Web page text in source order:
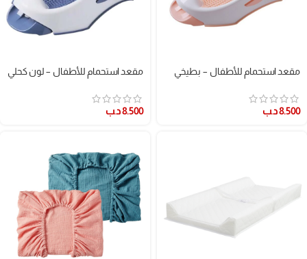
مقعد استحمام للأطفال – بطيخي
8.500د.ب
مقعد استحمام للأطفال – لون كحلي
8.500د.ب